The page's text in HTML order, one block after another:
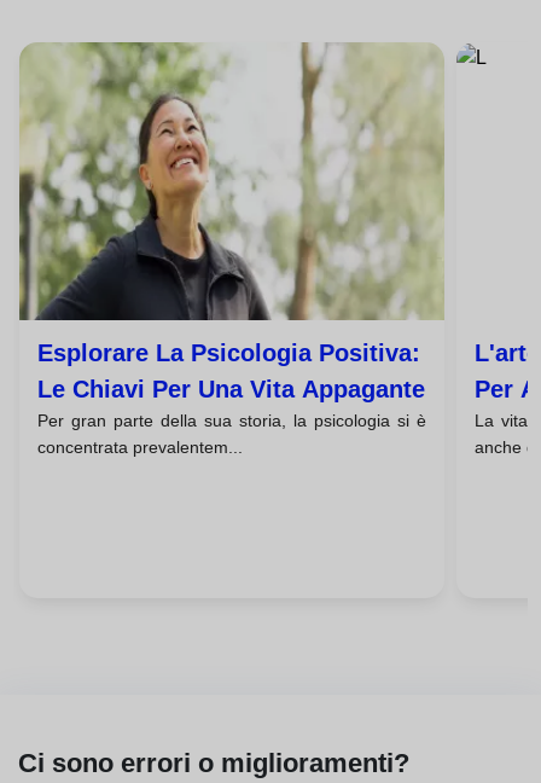
Esplorare La Psicologia Positiva:
Le Chiavi Per Una Vita Appagante
Per gran parte della sua storia, la psicologia si è
concentrata prevalentem...
Per
La vita
anche
Ci sono errori o miglioramenti?